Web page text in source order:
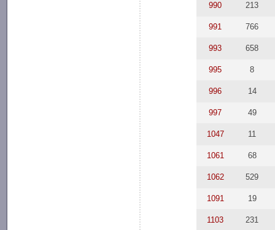
990 213
991 766
993 658
995 8
996 14
997 49
1047 11
1061 68
1062 529
1091 19
1103 231